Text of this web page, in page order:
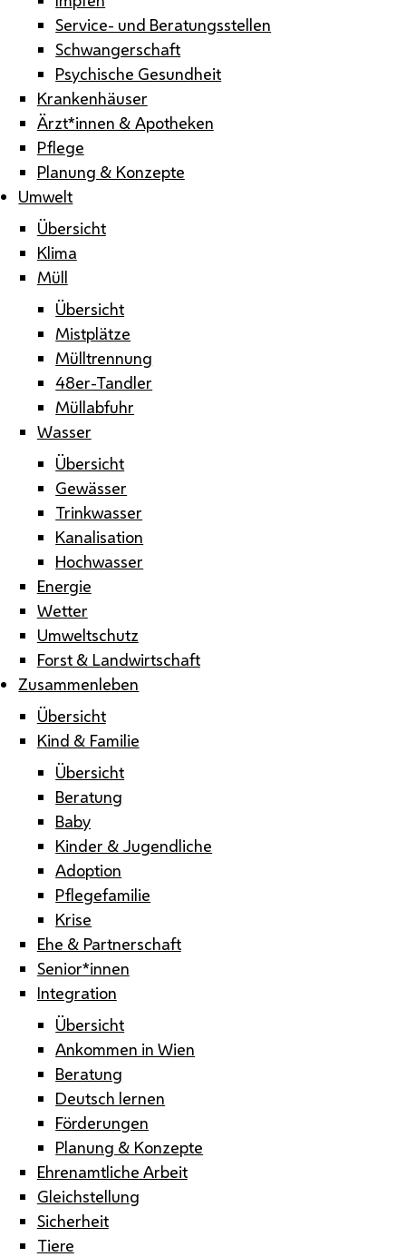
Service- und Beratungsstellen
Schwangerschaft
Psychische Gesundheit
Krankenhäuser
Ärzt*innen & Apotheken
Pflege
Planung & Konzepte
Umwelt
Übersicht
Klima
Müll
Übersicht
Mistplätze
Mülltrennung
48er-Tandler
Müllabfuhr
Wasser
Übersicht
Gewässer
Trinkwasser
Kanalisation
Hochwasser
Energie
Wetter
Umweltschutz
Forst & Landwirtschaft
Zusammenleben
Übersicht
Kind & Familie
Übersicht
Beratung
Baby
Kinder & Jugendliche
Adoption
Pflegefamilie
Krise
Ehe & Partnerschaft
Senior*innen
Integration
Übersicht
Ankommen in Wien
Beratung
Deutsch lernen
Förderungen
Planung & Konzepte
Ehrenamtliche Arbeit
Gleichstellung
Sicherheit
Tiere